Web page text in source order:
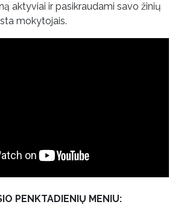
aktyviai ir pasikraudami savo žinių
mokytojais.
PENKTADIENIŲ MENIU: